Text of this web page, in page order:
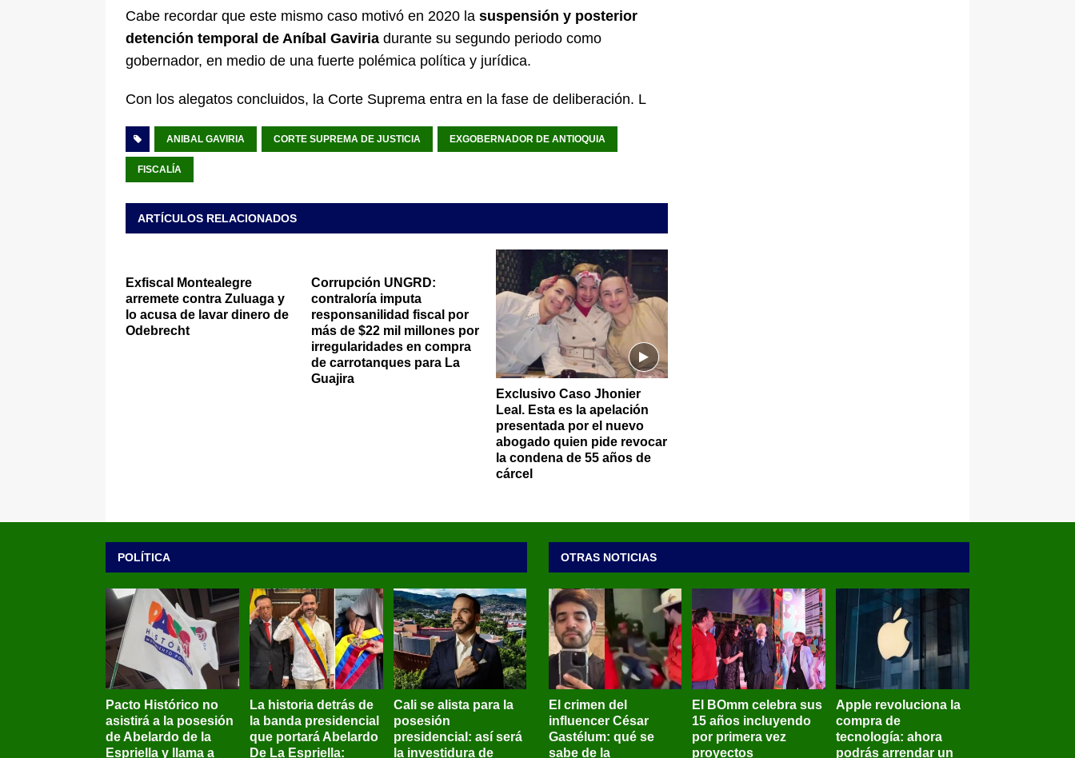
Cabe recordar que este mismo caso motivó en 2020 la suspensión y posterior
detención temporal de Aníbal Gaviria durante su segundo periodo como
gobernador, en medio de una fuerte polémica política y jurídica.
Con los alegatos concluidos, la Corte Suprema entra en la fase de deliberación. L
ANIBAL GAVIRIA CORTE SUPREMA DE JUSTICIA EXGOBERNADOR DE ANTIOQUIA
FISCALÍA
ARTÍCULOS RELACIONADOS
Exfiscal Montealegre
arremete contra Zuluaga y
lo acusa de lavar dinero de
Odebrecht
Corrupción UNGRD:
contraloría imputa
responsanilidad fiscal por
más de $22 mil millones por
irregularidades en compra
de carrotanques para La
Guajira
Exclusivo Caso Jhonier
Leal. Esta es la apelación
presentada por el nuevo
abogado quien pide revocar
la condena de 55 años de
cárcel
POLÍTICA
Pacto Histórico no
asistirá a la posesión
de Abelardo de la
Espriella y llama a
La historia detrás de
la banda presidencial
que portará Abelardo
De La Espriella:
Cali se alista para la
posesión
presidencial: así será
la investidura de
OTRAS NOTICIAS
El crimen del
influencer César
Gastélum: qué se
sabe de la
El BOmm celebra sus
15 años incluyendo
por primera vez
proyectos
Apple revoluciona la
compra de
tecnología: ahora
podrás arrendar un